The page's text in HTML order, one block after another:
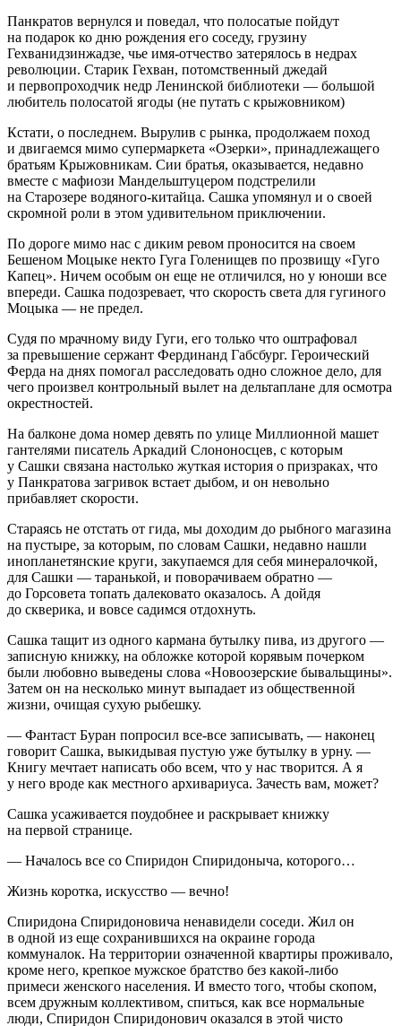
Панкратов вернулся и поведал, что полосатые пойдут
на подарок ко дню рождения его соседу, грузину
Гехванидзинжадзе, чье имя-отчество затерялось в недрах
революции. Старик Гехван, потомственный джедай
и первопроходчик недр Ленинской библиотеки — большой
любитель полосатой ягоды (не путать с крыжовником)
Кстати, о последнем. Вырулив с рынка, продолжаем поход
и двигаемся мимо супермаркета «Озерки», принадлежащего
братьям Крыжовникам. Сии братья, оказывается, недавно
вместе с мафиози Мандельштуцером подстрелили
на Старозере водяного-китайца. Сашка упомянул и о своей
скромной роли в этом удивительном приключении.
По дороге мимо нас с диким ревом проносится на своем
Бешеном Моцыке некто Гуга Голенищев по прозвищу «Гуго
Капец». Ничем особым он еще не отличился, но у юноши все
впереди. Сашка подозревает, что скорость света для гугиного
Моцыка — не предел.
Судя по мрачному виду Гуги, его только что оштрафовал
за превышение сержант Фердинанд Габсбург. Героический
Ферда на днях помогал расследовать одно сложное дело, для
чего произвел контрольный вылет на дельтаплане для осмотра
окрестностей.
На балконе дома номер девять по улице Миллионной машет
гантелями писатель Аркадий Слононосцев, с которым
у Сашки связана настолько жуткая история о призраках, что
у Панкратова загривок встает дыбом, и он невольно
прибавляет скорости.
Стараясь не отстать от гида, мы доходим до рыбного магазина
на пустыре, за которым, по словам Сашки, недавно нашли
инопланетянские круги, закупаемся для себя минералочкой,
для Сашки — таранькой, и поворачиваем обратно —
до Горсовета топать далековато оказалось. А дойдя
до скверика, и вовсе садимся отдохнуть.
Сашка тащит из одного кармана бутылку пива, из другого —
записную книжку, на обложке которой корявым почерком
были любовно выведены слова «Новоозерские бывальщины».
Затем он на несколько минут выпадает из общественной
жизни, очищая сухую рыбешку.
— Фантаст Буран попросил все-все записывать, — наконец
говорит Сашка, выкидывая пустую уже бутылку в урну. —
Книгу мечтает написать обо всем, что у нас творится. А я
у него вроде как местного архивариуса. Зачесть вам, может?
Сашка усаживается поудобнее и раскрывает книжку
на первой странице.
— Началось все со Спиридон Спиридоныча, которого…
Жизнь коротка, искусство — вечно!
Cпиридона Спиридоновича ненавидели соседи. Жил он
в одной из еще сохранившихся на окраине города
коммуналок. На территории означенной квартиры проживало,
кроме него, крепкое мужское братство без какой-либо
примеси женского населения. И вместо того, чтобы скопом,
всем дружным коллективом, спиться, как все нормальные
люди, Спиридон Спиридонович оказался в этой чисто